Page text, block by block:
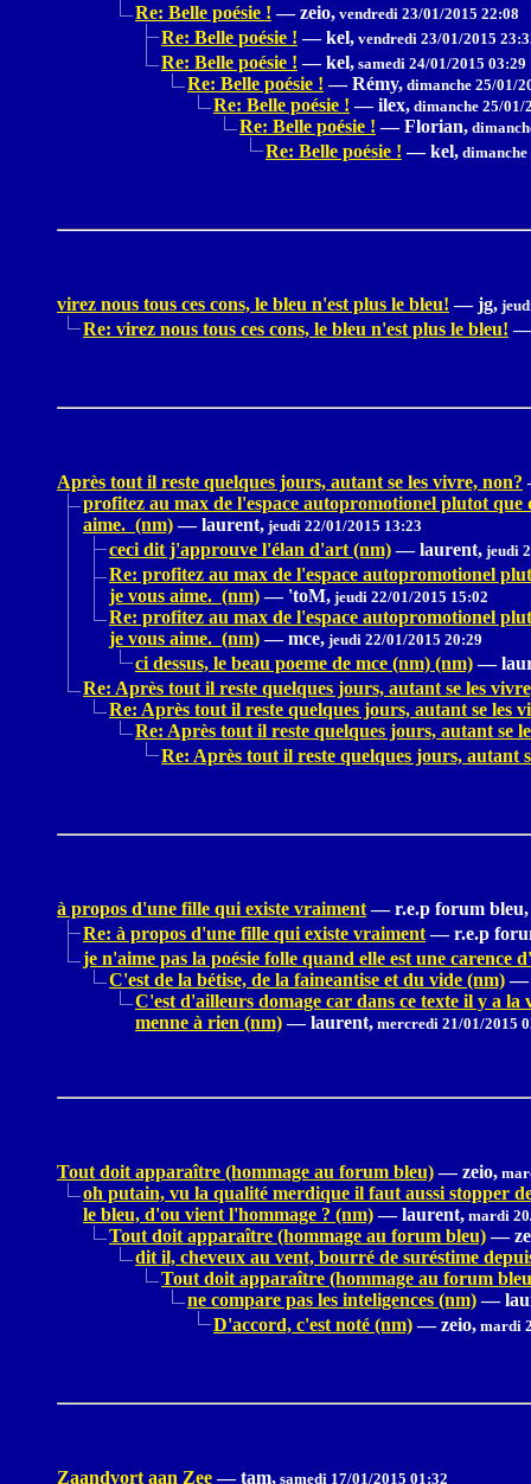
Re: Belle poésie ! — zeio, vendredi 23/01/2015 22:08
Re: Belle poésie ! — kel, vendredi 23/01/2015
Re: Belle poésie ! — kel, samedi 24/01/2015 03:29
Re: Belle poésie ! — Rémy, dimanche 25/01/
Re: Belle poésie ! — ilex, dimanche 25/01/
Re: Belle poésie ! — Florian,
Re: Belle poésie ! — kel,
virez nous tous ces cons, le bleu n'est plus le bleu! — jg,
Re: virez nous tous ces cons, le bleu n'est plus le bleu! —
Après tout il reste quelques jours, autant se les vivre, non?
profitez au max de l'espace autopromotionel plutot
aime. (nm) — laurent, jeudi 22/01/2015 13:23
ceci dit j'approuve l'élan d'art (nm) — laurent, jeudi
Re: profitez au max de l'espace autopromotionel
je vous aime. (nm) — 'toM, jeudi 22/01/2015 15:02
Re: profitez au max de l'espace autopromotionel
je vous aime. (nm) — mce, jeudi 22/01/2015 20:29
ci dessus, le beau poeme de mce (nm) (nm) —
Re: Après tout il reste quelques jours, autant se les
Re: Après tout il reste quelques jours, autant se les
Re: Après tout il reste quelques jours, autant se
Re: Après tout il reste quelques jours, autant
à propos d'une fille qui existe vraiment — r.e.p forum bleu,
Re: à propos d'une fille qui existe vraiment — r.e.p
je n'aime pas la poésie folle quand elle est une carence
C'est de la bétise, de la faineantise et du vide (nm) —
C'est d'ailleurs domage car dans ce texte il y a
menne à rien (nm) — laurent, mercredi 21/01/2015
Tout doit apparaître (hommage au forum bleu) — zeio,
oh putain, vu la qualité merdique il faut aussi stopper
le bleu, d'ou vient l'hommage ? (nm) — laurent, mardi
Tout doit apparaître (hommage au forum bleu) —
dit il, cheveux au vent, bourré de suréstime
Tout doit apparaître (hommage au forum
ne compare pas les inteligences (nm) —
D'accord, c'est noté (nm) — zeio, mardi
Zaandvort aan Zee — tam, samedi 17/01/2015 01:32